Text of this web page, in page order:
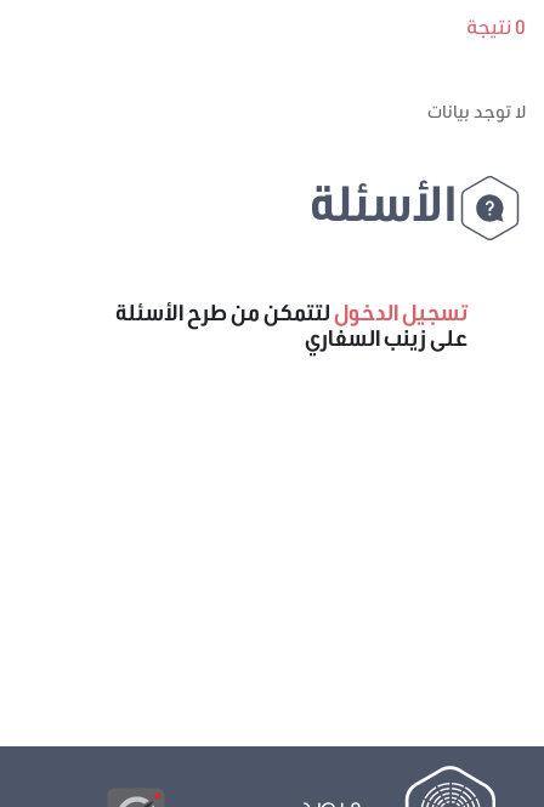
0 نتيجة
لا توجد بيانات
الأسئلة
تسجيل الدخوللتتمكن من طرح الأسئلة
على زينب السفاري